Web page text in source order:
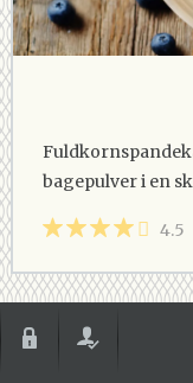
bagepulver i en
4.5